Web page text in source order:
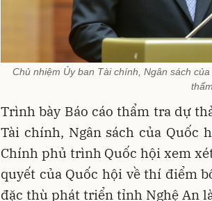
Chủ nhiệm Ủy ban Tài chính, Ngân sách
Trình bày Báo cáo thẩm tra dự
Tài chính, Ngân sách của Quốc
Chính phủ trình Quốc hội xem
quyết của Quốc hội về thí điểm
đặc thù phát triển tỉnh Nghệ An